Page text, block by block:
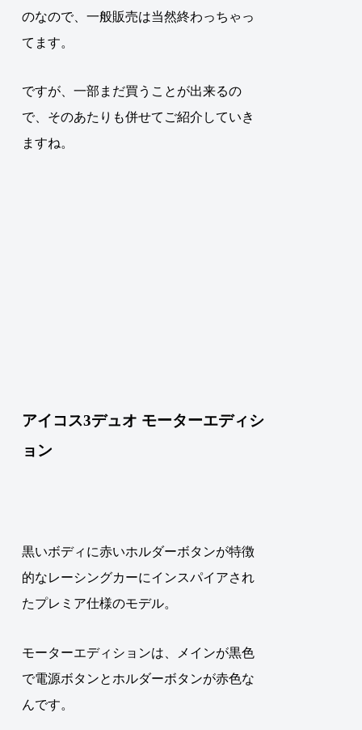
のなので、一般販売は当然終わっちゃっ
てます。
ですが、一部まだ買うことが出来るの
で、そのあたりも併せてご紹介していき
ますね。
アイコス3デュオ モーターエディシ
ョン
黒いボディに赤いホルダーボタンが特徴
的なレーシングカーにインスパイアされ
たプレミア仕様のモデル。
モーターエディションは、メインが黒色
で電源ボタンとホルダーボタンが赤色な
んです。